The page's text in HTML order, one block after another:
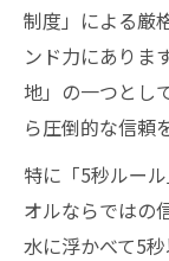
制度」による厳
ンド力にありま
地」の一つとし
ら圧倒的な信頼
特に「5秒ルー
オルならではの
水に浮かべて5